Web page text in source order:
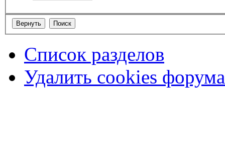
Список разделов
Удалить cookies форума